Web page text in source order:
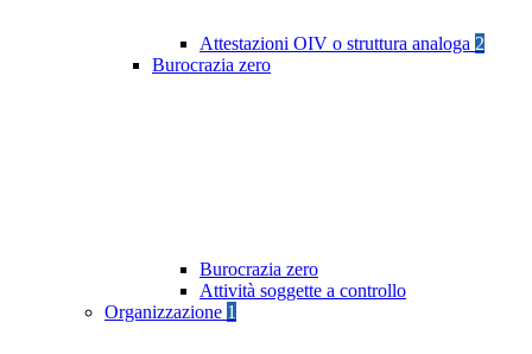
Attestazioni OIV o struttura analoga 2
Burocrazia zero
Burocrazia zero
Attività soggette a controllo
Organizzazione 1